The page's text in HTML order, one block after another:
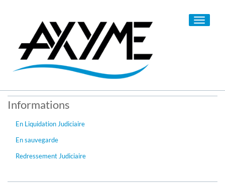
Toggle
Informations
En Liquidation Judiciaire
En sauvegarde
Redressement Judiciaire